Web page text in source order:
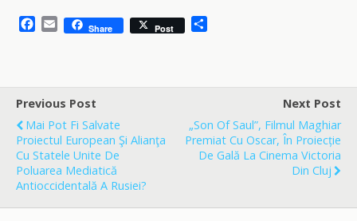
b
o
o
k
E
l
Share Post
e
Previous Post
Mai Pot Fi Salvate
Proiectul European Şi Alianţa
Cu Statele Unite De
Poluarea Mediatică
Antioccidentală A Rusiei?
Next Post
„Son Of Saul”, Filmul Maghiar
Premiat Cu Oscar, În Proiecție
De Gală La Cinema Victoria
Din Cluj